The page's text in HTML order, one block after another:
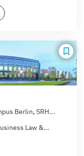
Berlin, SRH...
Law &...